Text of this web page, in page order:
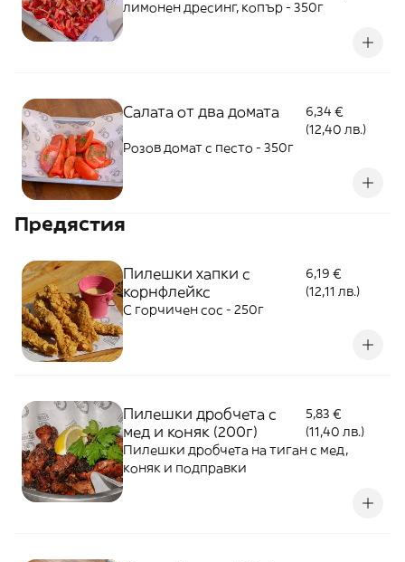
лимонен дресинг, копър - 350г
Салата от два домата
6,34 €
(12,40 лв.)
Розов домат с песто - 350г
Предястия
Пилешки хапки с
корнфлейкс
6,19 €
(12,11 лв.)
С горчичен сос - 250г
Пилешки дробчета с
мед и коняк (200г)
5,83 €
(11,40 лв.)
Пилешки дробчета на тиган с мед,
коняк и подправки